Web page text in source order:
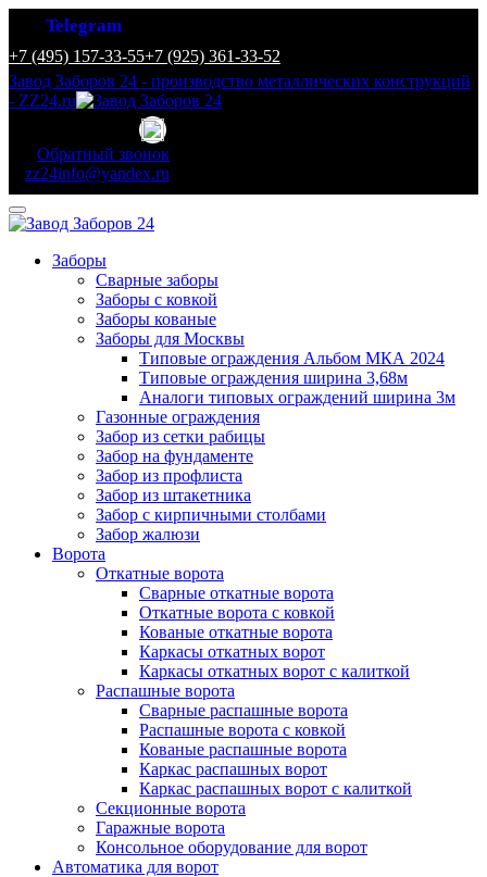
+7 (495) 157-33-55+7 (925) 361-33-52
Завод Заборов 24 - производство металлических конструкций
- ZZ24.ru
Telegram
Обратный звонок
zz24info@yandex.ru
Заборы
Сварные заборы
Заборы с ковкой
Заборы кованые
Заборы для Москвы
Типовые ограждения Альбом МКА 2024
Типовые ограждения ширина 3,68м
Аналоги типовых ограждений ширина 3м
Газонные ограждения
Забор из сетки рабицы
Забор на фундаменте
Забор из профлиста
Забор из штакетника
Забор с кирпичными столбами
Забор жалюзи
Ворота
Откатные ворота
Сварные откатные ворота
Откатные ворота с ковкой
Кованые откатные ворота
Каркасы откатных ворот
Каркасы откатных ворот с калиткой
Распашные ворота
Сварные распашные ворота
Распашные ворота с ковкой
Кованые распашные ворота
Каркас распашных ворот
Каркас распашных ворот с калиткой
Секционные ворота
Гаражные ворота
Консольное оборудование для ворот
Автоматика для ворот